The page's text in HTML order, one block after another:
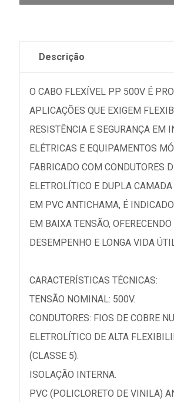
Descrição
O CABO FLEXÍVEL PP 500V É
APLICAÇÕES QUE EXIGEM
RESISTÊNCIA E SEGURANÇA EM
ELÉTRICAS E EQUIPAMENTOS
FABRICADO COM CONDUTORES
ELETROLÍTICO E DUPLA
EM PVC ANTICHAMA, É
EM BAIXA TENSÃO,
DESEMPENHO E LONGA VIDA
CARACTERÍSTICAS TÉCNICAS:
TENSÃO NOMINAL: 500V.
CONDUTORES: FIOS DE COBRE NU
ELETROLÍTICO DE ALTA
(CLASSE 5).
ISOLAÇÃO INTERNA.
PVC (POLICLORETO DE VINILA)